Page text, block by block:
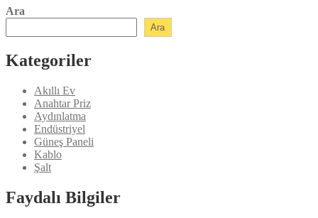
Ara
Ara
Kategoriler
Akıllı Ev
Anahtar Priz
Aydınlatma
Endüstriyel
Güneş Paneli
Kablo
Şalt
Faydalı Bilgiler